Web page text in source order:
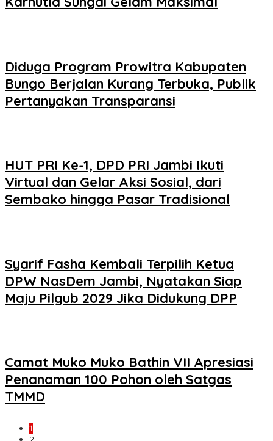
Diduga Program Prowitra Kabupaten
Bungo Berjalan Kurang Terbuka, Publik
Pertanyakan Transparansi
HUT PRI Ke-1, DPD PRI Jambi Ikuti
Virtual dan Gelar Aksi Sosial, dari
Sembako hingga Pasar Tradisional
Syarif Fasha Kembali Terpilih Ketua
DPW NasDem Jambi, Nyatakan Siap
Maju Pilgub 2029 Jika Didukung DPP
Camat Muko Muko Bathin VII Apresiasi
Penanaman 100 Pohon oleh Satgas
TMMD
1